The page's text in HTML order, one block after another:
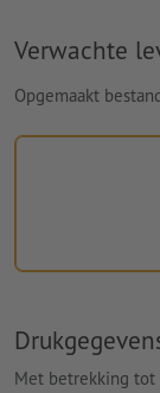
Verwachte
Opgemaakt
Met betrekking tot